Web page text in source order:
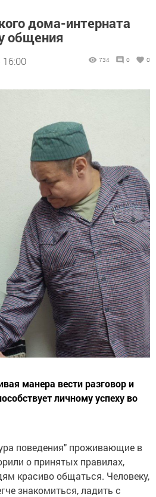
дома-интерната
общения
16:00 734 0 0
манера вести разговор и
личному успеху во
поведения" проживающие в
о принятых правилах,
красиво общаться. Человеку,
знакомиться, ладить с